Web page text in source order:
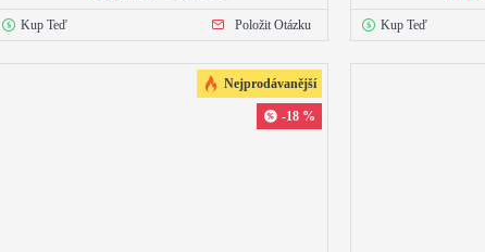
Kup Teď Položit Otázku Kup Teď
Nejprodávanější
-18 %